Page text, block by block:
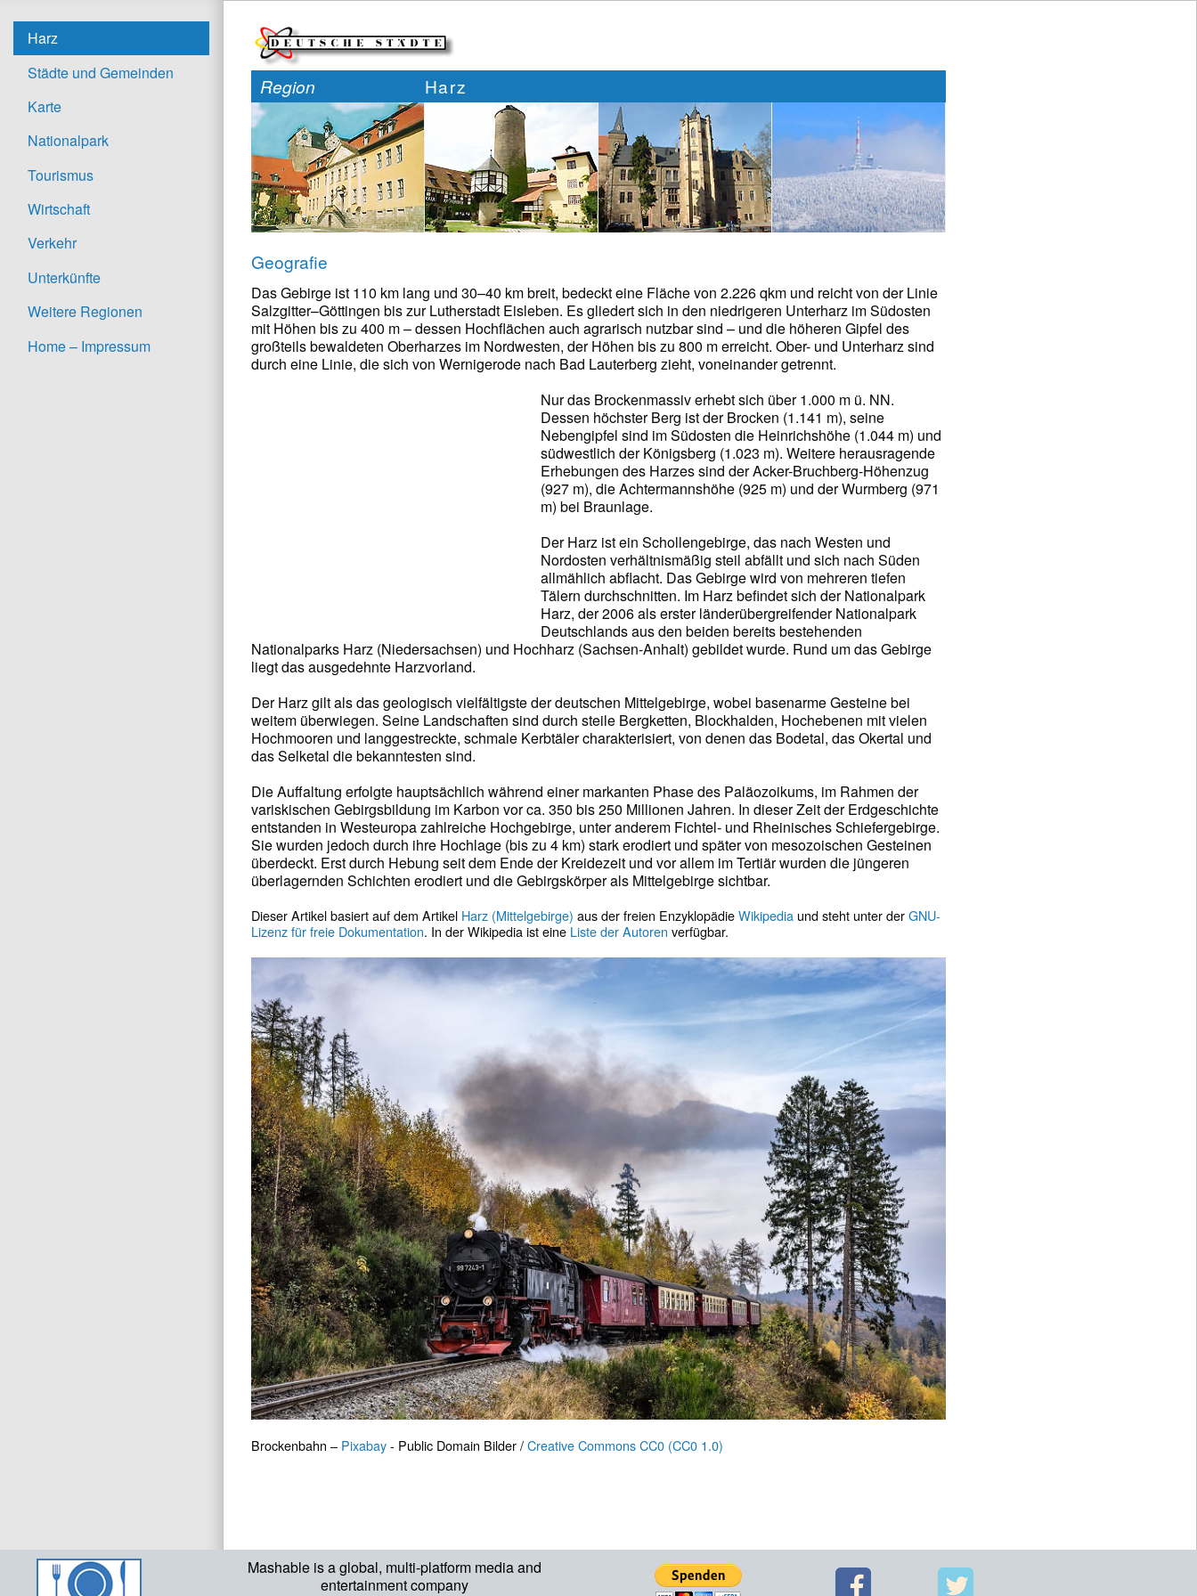
Mashable is a global, multi-platform media and
entertainment company
Harz
Städte und Gemeinden
Karte
Nationalpark
Tourismus
Wirtschaft
Verkehr
Unterkünfte
Weitere Regionen
Home – Impressum
Region Harz
Geografie
Das Gebirge ist 110 km lang und 30–40 km breit, bedeckt eine Fläche von 2.226 qkm und reicht von der Linie
Salzgitter–Göttingen bis zur Lutherstadt Eisleben. Es gliedert sich in den niedrigeren Unterharz im Südosten
mit Höhen bis zu 400 m – dessen Hochflächen auch agrarisch nutzbar sind – und die höheren Gipfel des
großteils bewaldeten Oberharzes im Nordwesten, der Höhen bis zu 800 m erreicht. Ober- und Unterharz sind
durch eine Linie, die sich von Wernigerode nach Bad Lauterberg zieht, voneinander getrennt.
Nur das Brockenmassiv erhebt sich über 1.000 m ü. NN.
Dessen höchster Berg ist der Brocken (1.141 m), seine
Nebengipfel sind im Südosten die Heinrichshöhe (1.044 m) und
südwestlich der Königsberg (1.023 m). Weitere herausragende
Erhebungen des Harzes sind der Acker-Bruchberg-Höhenzug
(927 m), die Achtermannshöhe (925 m) und der Wurmberg (971
m) bei Braunlage.
Der Harz ist ein Schollengebirge, das nach Westen und
Nordosten verhältnismäßig steil abfällt und sich nach Süden
allmählich abflacht. Das Gebirge wird von mehreren tiefen
Tälern durchschnitten. Im Harz befindet sich der Nationalpark
Harz, der 2006 als erster länderübergreifender Nationalpark
Deutschlands aus den beiden bereits bestehenden
Nationalparks Harz (Niedersachsen) und Hochharz (Sachsen-Anhalt) gebildet wurde. Rund um das Gebirge
liegt das ausgedehnte Harzvorland.
Der Harz gilt als das geologisch vielfältigste der deutschen Mittelgebirge, wobei basenarme Gesteine bei
weitem überwiegen. Seine Landschaften sind durch steile Bergketten, Blockhalden, Hochebenen mit vielen
Hochmooren und langgestreckte, schmale Kerbtäler charakterisiert, von denen das Bodetal, das Okertal und
das Selketal die bekanntesten sind.
Die Auffaltung erfolgte hauptsächlich während einer markanten Phase des Paläozoikums, im Rahmen der
variskischen Gebirgsbildung im Karbon vor ca. 350 bis 250 Millionen Jahren. In dieser Zeit der Erdgeschichte
entstanden in Westeuropa zahlreiche Hochgebirge, unter anderem Fichtel- und Rheinisches Schiefergebirge.
Sie wurden jedoch durch ihre Hochlage (bis zu 4 km) stark erodiert und später von mesozoischen Gesteinen
überdeckt. Erst durch Hebung seit dem Ende der Kreidezeit und vor allem im Tertiär wurden die jüngeren
überlagernden Schichten erodiert und die Gebirgskörper als Mittelgebirge sichtbar.
Dieser Artikel basiert auf dem Artikel Harz (Mittelgebirge) aus der freien EnzyklopädieWikipedia und steht unter derGNU-
Lizenz für freie Dokumentation. In der Wikipedia ist eine Liste der Autoren verfügbar.
Brockenbahn – Pixabay- Public Domain Bilder /Creative Commons CC0 (CC0 1.0)